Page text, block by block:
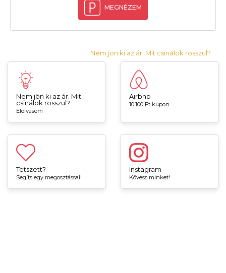
MEGNÉZEM
Nem jön ki az ár. Mit csinálok rosszul?
Nem jön ki az ár. Mit
csinálok rosszul?
Elolvasom
Airbnb
10.100 Ft kupon
Tetszett?
Segíts egy megosztással!
Instagram
Kövess minket!